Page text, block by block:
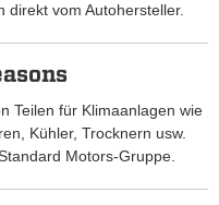
direkt vom Autohersteller.
Teilen für Klimaanlagen wie
Kühler, Trocknern usw.
Motors-Gruppe.